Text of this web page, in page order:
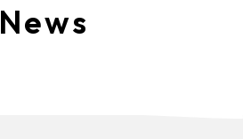
News